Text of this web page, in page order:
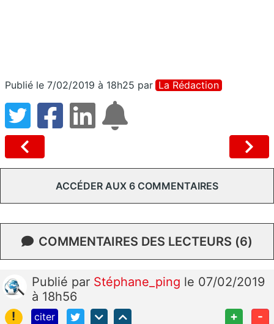
Publié le 7/02/2019 à 18h25 par La Rédaction
ACCÉDER AUX 6 COMMENTAIRES
COMMENTAIRES DES LECTEURS (6)
Publié par Stéphane_ping le 07/02/2019
à 18h56
!
citer + -